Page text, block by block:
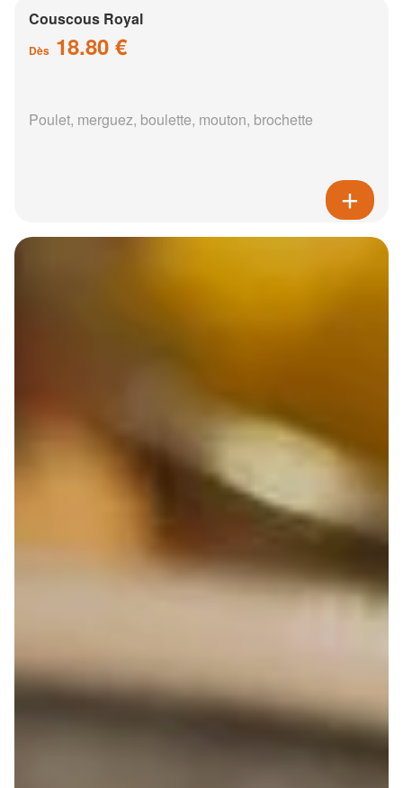
Couscous Royal
Dès 18.80 €
Poulet, merguez, boulette, mouton, brochette